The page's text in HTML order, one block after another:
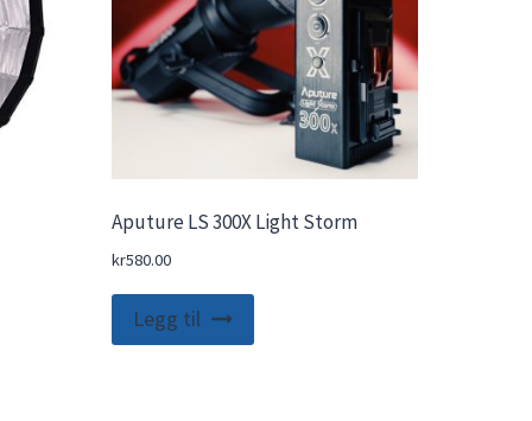
Aputure LS 300X Light Storm
kr580.00
Legg til